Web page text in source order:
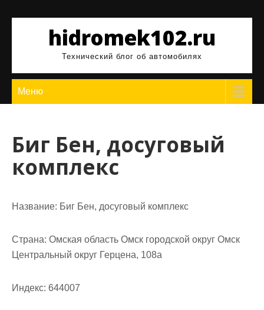
содержимомуhidromek102.ru
Технический блог об автомобилях
Меню
Биг Бен, досуговый
комплекс
Название: Биг Бен, досуговый комплекс
Страна: Омская область Омск городской округ Омск
Центральный округ Герцена, 108а
Индекс: 644007